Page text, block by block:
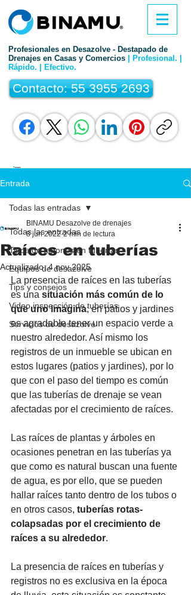
Profesionales en Desazolve - Destapado de
Drenajes en Casas y Comercios
| Profesional. |
Rápido. | Efectivo.
Contacto: 55 3955 2693
Entrada
Todas las entradas
Tipos de tapones en tuberías
Equipos de desazolve
Tips y consejos
Video inspección de tuberías
Servicios de desazolve
Todas las entradas
Raíces en tuberías
BINAMU Desazolve de drenajes
8 jun 2022 2 min de lectura
Actualizado:4 nov 2025
La presencia de raíces en las tuberías
es una situación más común de lo
que uno imagina; en patios y jardines
es agradable tener un espacio verde a
nuestro alrededor. Así mismo los
registros de un inmueble se ubican en
estos lugares (patios y jardines), por lo
que con el paso del tiempo es común
que las tuberías de drenaje se vean
afectadas por el crecimiento de raíces.
Las raíces de plantas y árboles en
ocasiones penetran en las tuberías ya
que como es natural buscan una fuente
de agua, es por ello, que se pueden
hallar raíces tanto dentro de los tubos o
en otros casos, tuberías rotas-
colapsadas por el crecimiento de
raíces a su alrededor.
La presencia de raíces en tuberías y
registros no es exclusiva en la época